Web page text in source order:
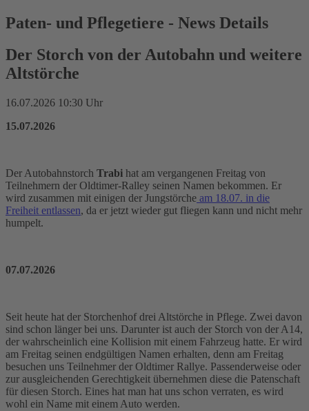
Paten- und Pflegetiere - News Details
Der Storch von der Autobahn und weitere
Altstörche
16.07.2026 10:30 Uhr
15.07.2026
Der Autobahnstorch Trabi hat am vergangenen Freitag von
Teilnehmern der Oldtimer-Ralley seinen Namen bekommen. Er
wird zusammen mit einigen der Jungstörche am 18.07. in die
Freiheit entlassen, da er jetzt wieder gut fliegen kann und nicht mehr
humpelt.
07.07.2026
Seit heute hat der Storchenhof drei Altstörche in Pflege. Zwei davon
sind schon länger bei uns. Darunter ist auch der Storch von der A14,
der wahrscheinlich eine Kollision mit einem Fahrzeug hatte. Er wird
am Freitag seinen endgültigen Namen erhalten, denn am Freitag
besuchen uns Teilnehmer der Oldtimer Rallye. Passenderweise oder
zur ausgleichenden Gerechtigkeit übernehmen diese die Patenschaft
für diesen Storch. Eines hat man hat uns schon verraten, es wird
wohl ein Name mit einem Auto werden.